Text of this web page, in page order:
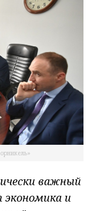
важный
экономика и